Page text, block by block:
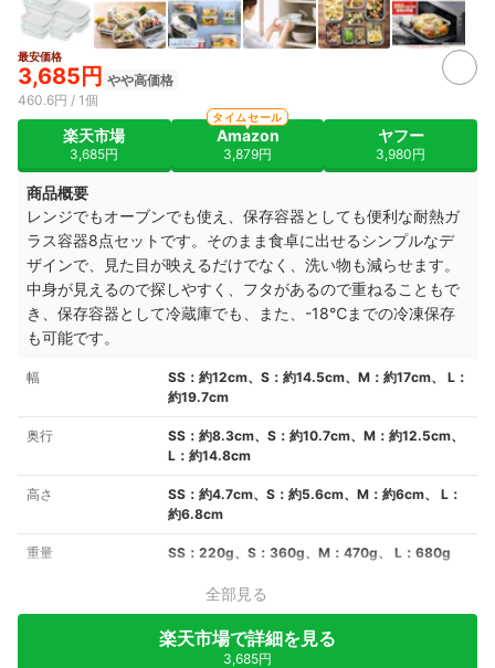
最安価格
3,685円 やや高価格
460.6円 / 1個
楽天市場
3,685円
Amazon
3,879円
タイムセール
ヤフー
3,980円
商品概要
レンジでもオーブンでも使え、保存容器としても便利な耐熱ガ
ラス容器8点セットです。そのまま食卓に出せるシンプルなデ
ザインで、見た目が映えるだけでなく、洗い物も減らせます。
中身が見えるので探しやすく、フタがあるので重ねることもで
き、保存容器として冷蔵庫でも、また、-18℃までの冷凍保存
も可能です。
幅
SS：約12cm、S：約14.5cm、M：約17cm、 L：
約19.7cm
奥行
SS：約8.3cm、S：約10.7cm、M：約12.5cm、
L：約14.8cm
高さ
SS：約4.7cm、S：約5.6cm、M：約6cm、 L：
約6.8cm
重量 SS：220g、S：360g、M：470g、 L：680g
全部見る
楽天市場で詳細を見る
3,685円